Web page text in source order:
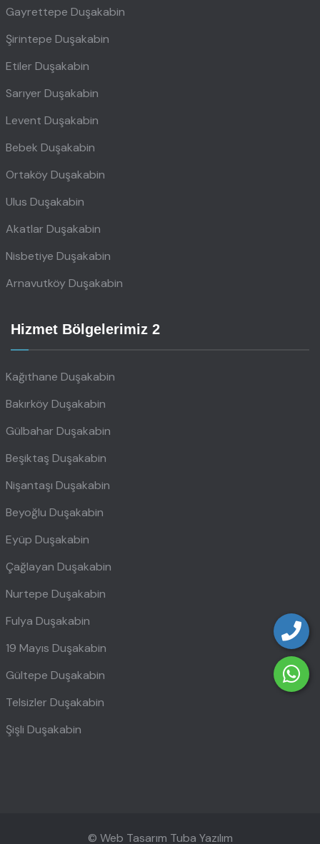
Gayrettepe Duşakabin
Şirintepe Duşakabin
Etiler Duşakabin
Sarıyer Duşakabin
Levent Duşakabin
Bebek Duşakabin
Ortaköy Duşakabin
Ulus Duşakabin
Akatlar Duşakabin
Nisbetiye Duşakabin
Arnavutköy Duşakabin
Hizmet Bölgelerimiz 2
Kağıthane Duşakabin
Bakırköy Duşakabin
Gülbahar Duşakabin
Beşiktaş Duşakabin
Nişantaşı Duşakabin
Beyoğlu Duşakabin
Eyüp Duşakabin
Çağlayan Duşakabin
Nurtepe Duşakabin
Fulya Duşakabin
19 Mayıs Duşakabin
Gültepe Duşakabin
Telsizler Duşakabin
Şişli Duşakabin
© Web Tasarım Tuba Yazılım